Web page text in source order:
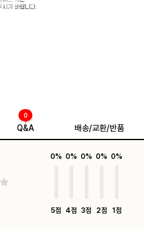
Q&A
0
배송/교환/반품
0%
5점
0%
4점
0%
3점
0%
2점
0%
1점